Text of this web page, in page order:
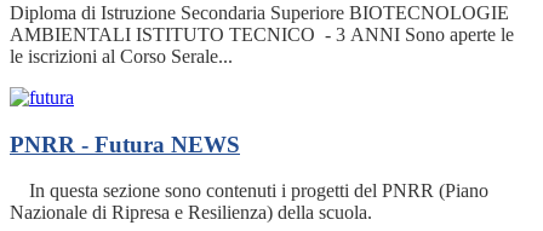
Diploma di Istruzione Secondaria Superiore BIOTECNOLOGIE
AMBIENTALI ISTITUTO TECNICO - 3 ANNI Sono aperte le
le iscrizioni al Corso Serale...
PNRR - Futura NEWS
In questa sezione sono contenuti i progetti del PNRR (Piano
Nazionale di Ripresa e Resilienza) della scuola.